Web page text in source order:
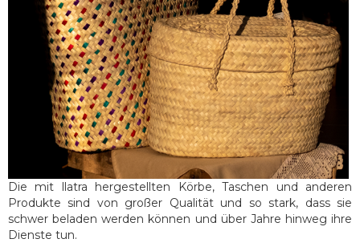
Die mit llatra hergestellten Körbe, Taschen und anderen
Produkte sind von großer Qualität und so stark, dass sie
schwer beladen werden können und über Jahre hinweg ihre
Dienste tun.